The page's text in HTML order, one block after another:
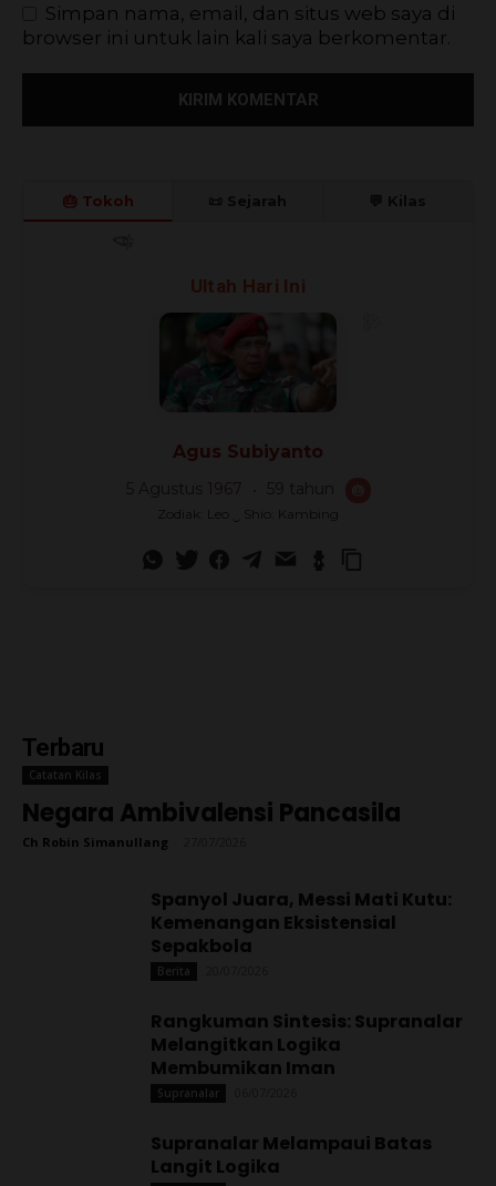
Simpan nama, email, dan situs web saya di
browser ini untuk lain kali saya berkomentar.
🎂 Tokoh
Ultah Hari Ini
Agus Subiyanto
5 Agustus 1967 59 tahun
Zodiak: Leo ‿ Shio: Kambing
Terbaru
Catatan Kilas
Negara Ambivalensi Pancasila
Ch Robin Simanullang
Spanyol Juara, Messi Mati Kutu:
Kemenangan Eksistensial
Sepakbola
Berita
Rangkuman Sintesis: Supranalar
Melangitkan Logika
Membumikan Iman
Supranalar
Supranalar Melampaui Batas
Langit Logika